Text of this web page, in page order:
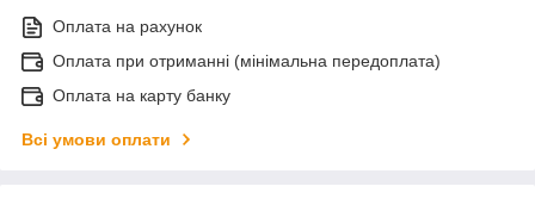
Оплата на рахунок
Оплата при отриманні (мінімальна передоплата)
Оплата на карту банку
Всі умови оплати